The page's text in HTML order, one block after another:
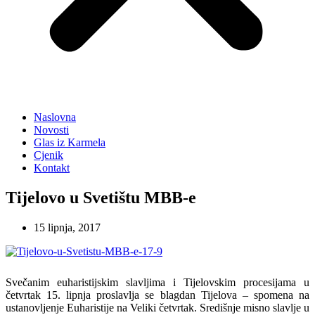
Naslovna
Novosti
Glas iz Karmela
Cjenik
Kontakt
Tijelovo u Svetištu MBB-e
15 lipnja, 2017
Svečanim euharistijskim slavljima i Tijelovskim procesijama u
četvrtak 15. lipnja proslavlja se blagdan Tijelova – spomena na
ustanovljenje Euharistije na Veliki četvrtak. Središnje misno slavlje u